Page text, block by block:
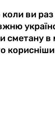
ви раз
сметану в